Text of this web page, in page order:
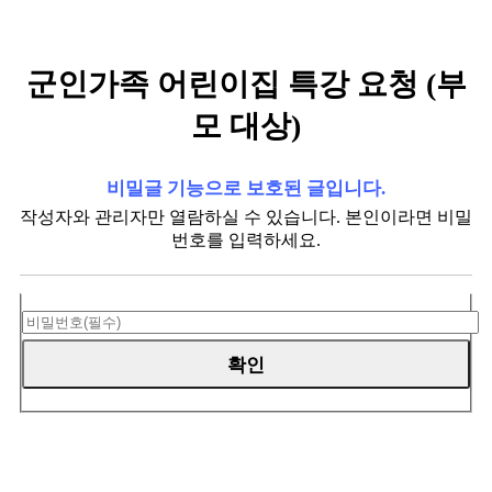
군인가족 어린이집 특강 요청 (부
모 대상)
비밀글 기능으로 보호된 글입니다.
작성자와 관리자만 열람하실 수 있습니다. 본인이라면 비밀
번호를 입력하세요.